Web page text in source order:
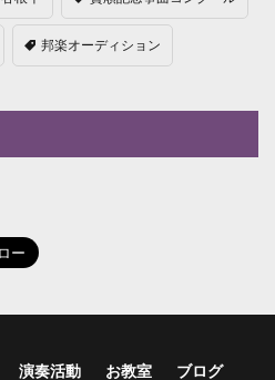
邦楽オーディション
演奏活動 お教室 ブログ